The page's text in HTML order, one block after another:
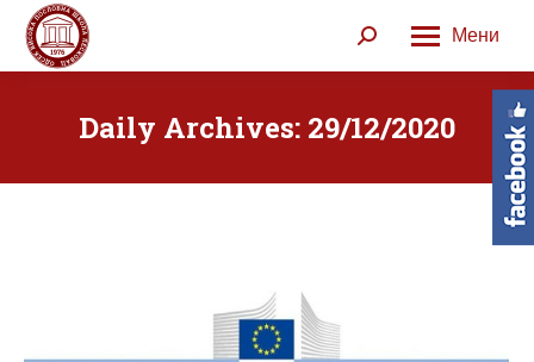
Мени
Search:
Daily Archives: 29/12/2020